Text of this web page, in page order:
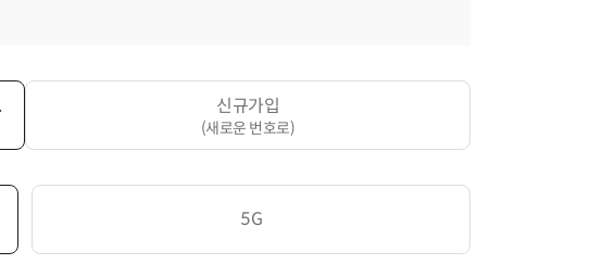
신규가입
(새로운 번호로)
5G